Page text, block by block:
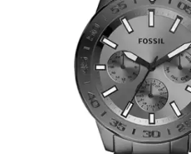
FOSSIL BQ2491
390.00 KM